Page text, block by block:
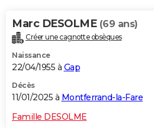
Alimentation
Guide de la santé
Maladies
Médicaments
Sommeil
VOYAGE
Destinations
City break
Voyage nature
Voyage de noces
Forum
Climat
+PHOTO
GUIDES D'ACHAT
BONS PLANS
CARTE DE VOEUX
Marc DESOLME (69 ans)
Créer une cagnotte obsèques
Naissance
22/04/1955 à Gap
Décès
11/01/2025 à Montferrand-la-Fare
Famille DESOLME